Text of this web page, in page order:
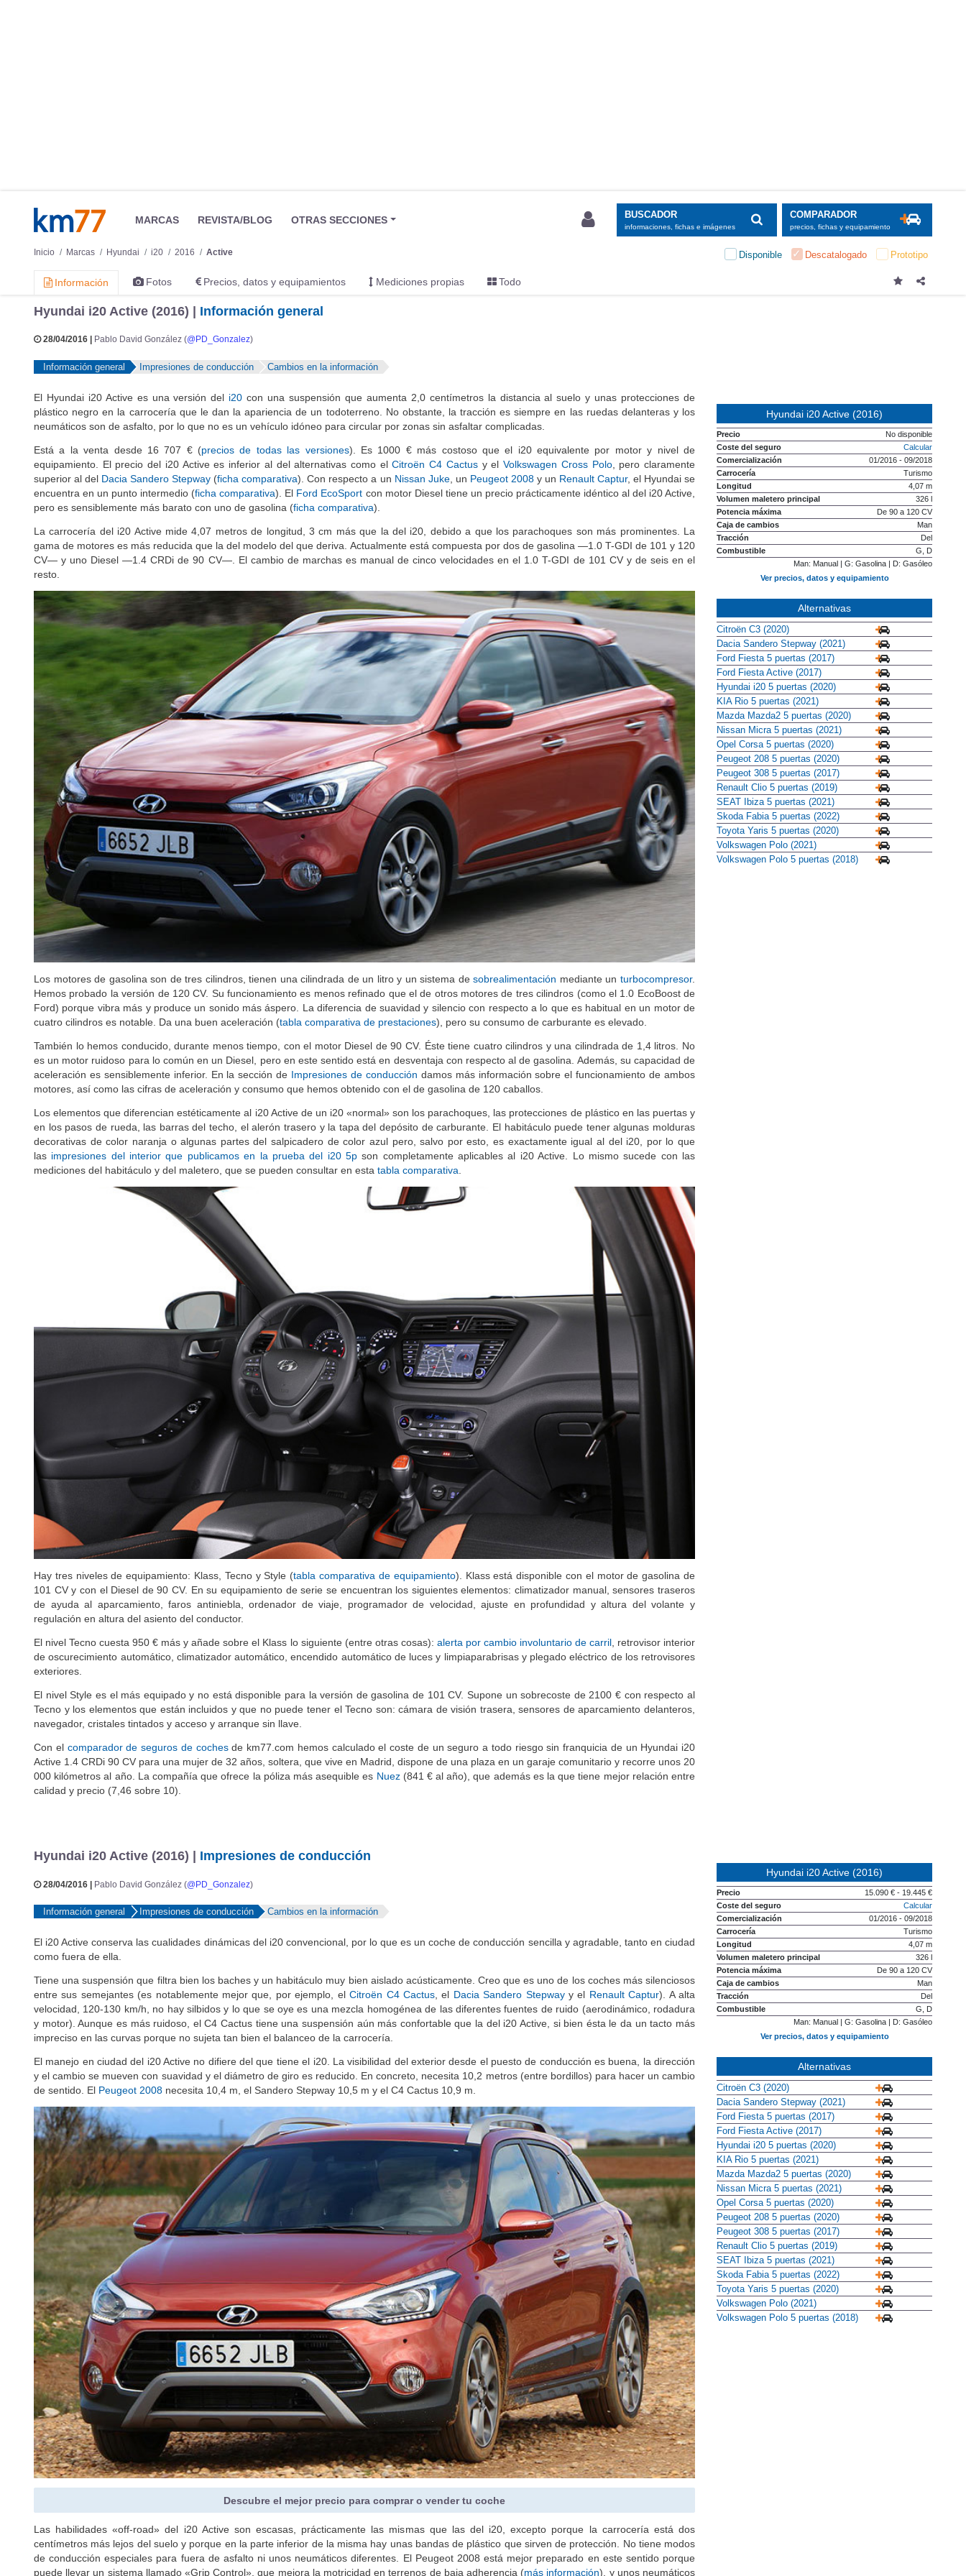
MARCAS REVISTA/BLOG OTRAS SECCIONES BUSCADOR
informaciones, fichas e imágenes
COMPARADOR
precios, fichas y equipamiento
Inicio Marcas Hyundai i20 2016 Active Disponible Descatalogado Prototipo
Información Fotos Precios, datos y equipamientos Mediciones propias Todo
Hyundai i20 Active (2016) | Información general
28/04/2016 | Pablo David González (@PD_Gonzalez)
Información general Impresiones de conducción Cambios en la información
El Hyundai i20 Active es una versión del i20 con una suspensión que aumenta 2,0 centímetros la distancia al suelo y unas protecciones de
plástico negro en la carrocería que le dan la apariencia de un todoterreno. No obstante, la tracción es siempre en las ruedas delanteras y los
neumáticos son de asfalto, por lo que no es un vehículo idóneo para circular por zonas sin asfaltar complicadas.
Está a la venta desde 16 707 € (precios de todas las versiones). Es 1000 € más costoso que el i20 equivalente por motor y nivel de
equipamiento. El precio del i20 Active es inferior al del alternativas como elCitroën C4 Cactusy elVolkswagen Cross Polo, pero claramente
superior al del Dacia Sandero Stepway (ficha comparativa). Con respecto a un Nissan Juke, un Peugeot 2008y un Renault Captur, el Hyundai se
encuentra en un punto intermedio (ficha comparativa). El Ford EcoSport con motor Diesel tiene un precio prácticamente idéntico al del i20 Active,
pero es sensiblemente más barato con uno de gasolina (ficha comparativa).
La carrocería del i20 Active mide 4,07 metros de longitud, 3 cm más que la del i20, debido a que los parachoques son más prominentes. La
gama de motores es más reducida que la del modelo del que deriva. Actualmente está compuesta por dos de gasolina —1.0 T-GDI de 101 y 120
CV— y uno Diesel —1.4 CRDi de 90 CV—. El cambio de marchas es manual de cinco velocidades en el 1.0 T-GDI de 101 CV y de seis en el
resto.
Los motores de gasolina son de tres cilindros, tienen una cilindrada de un litro y un sistema desobrealimentación mediante unturbocompresor.
Hemos probado la versión de 120 CV. Su funcionamiento es menos refinado que el de otros motores de tres cilindros (como el 1.0 EcoBoost de
Ford) porque vibra más y produce un sonido más áspero. La diferencia de suavidad y silencio con respecto a lo que es habitual en un motor de
cuatro cilindros es notable. Da una buen aceleración (tabla comparativa de prestaciones), pero su consumo de carburante es elevado.
También lo hemos conducido, durante menos tiempo, con el motor Diesel de 90 CV. Éste tiene cuatro cilindros y una cilindrada de 1,4 litros. No
es un motor ruidoso para lo común en un Diesel, pero en este sentido está en desventaja con respecto al de gasolina. Además, su capacidad de
aceleración es sensiblemente inferior. En la sección de Impresiones de conducción damos más información sobre el funcionamiento de ambos
motores, así como las cifras de aceleración y consumo que hemos obtenido con el de gasolina de 120 caballos.
Los elementos que diferencian estéticamente al i20 Active de un i20 «normal» son los parachoques, las protecciones de plástico en las puertas y
en los pasos de rueda, las barras del techo, el alerón trasero y la tapa del depósito de carburante. El habitáculo puede tener algunas molduras
decorativas de color naranja o algunas partes del salpicadero de color azul pero, salvo por esto, es exactamente igual al del i20, por lo que
las impresiones del interior que publicamos en la prueba del i20 5p son completamente aplicables al i20 Active. Lo mismo sucede con las
mediciones del habitáculo y del maletero, que se pueden consultar en esta tabla comparativa
Hay tres niveles de equipamiento: Klass, Tecno y Style (tabla comparativa de equipamiento). Klass está disponible con el motor de gasolina de
101 CV y con el Diesel de 90 CV. En su equipamiento de serie se encuentran los siguientes elementos: climatizador manual, sensores traseros
de ayuda al aparcamiento, faros antiniebla, ordenador de viaje, programador de velocidad, ajuste en profundidad y altura del volante y
regulación en altura del asiento del conductor.
El nivel Tecno cuesta 950 € más y añade sobre el Klass lo siguiente (entre otras cosas): alerta por cambio involuntario de carril, retrovisor interior
de oscurecimiento automático, climatizador automático, encendido automático de luces y limpiaparabrisas y plegado eléctrico de los retrovisores
exteriores.
El nivel Style es el más equipado y no está disponible para la versión de gasolina de 101 CV. Supone un sobrecoste de 2100 € con respecto al
Tecno y los elementos que están incluidos y que no puede tener el Tecno son: cámara de visión trasera, sensores de aparcamiento delanteros,
navegador, cristales tintados y acceso y arranque sin llave.
Con el comparador de seguros de cochesde km77.com hemos calculado el coste de un seguro a todo riesgo sin franquicia de un Hyundai i20
Active 1.4 CRDi 90 CV para una mujer de 32 años, soltera, que vive en Madrid, dispone de una plaza en un garaje comunitario y recorre unos 20
000 kilómetros al año. La compañía que ofrece la póliza más asequible es Nuez(841 € al año), que además es la que tiene mejor relación entre
calidad y precio (7,46 sobre 10).
Hyundai i20 Active (2016)
Precio
No disponible
Coste del seguro
Calcular
Comercialización
01/2016 - 09/2018
Carrocería
Turismo
Longitud
4,07 m
Volumen maletero principal
326 l
Potencia máxima
De 90 a 120 CV
Caja de cambios
Man
Tracción
Del
Combustible
G, D
Man: Manual | G: Gasolina | D: Gasóleo
Ver precios, datos y equipamiento
Alternativas
Citroën C3 (2020)
Dacia Sandero Stepway (2021)
Ford Fiesta 5 puertas (2017)
Ford Fiesta Active (2017)
Hyundai i20 5 puertas (2020)
KIA Rio 5 puertas (2021)
Mazda Mazda2 5 puertas (2020)
Nissan Micra 5 puertas (2021)
Opel Corsa 5 puertas (2020)
Peugeot 208 5 puertas (2020)
Peugeot 308 5 puertas (2017)
Renault Clio 5 puertas (2019)
SEAT Ibiza 5 puertas (2021)
Skoda Fabia 5 puertas (2022)
Toyota Yaris 5 puertas (2020)
Volkswagen Polo (2021)
Volkswagen Polo 5 puertas (2018)
Hyundai i20 Active (2016) | Impresiones de conducción
28/04/2016 | Pablo David González (@PD_Gonzalez)
Información general Impresiones de conducción Cambios en la información
El i20 Active conserva las cualidades dinámicas del i20 convencional, por lo que es un coche de conducción sencilla y agradable, tanto en ciudad
como fuera de ella.
Tiene una suspensión que filtra bien los baches y un habitáculo muy bien aislado acústicamente. Creo que es uno de los coches más silenciosos
entre sus semejantes (es notablemente mejor que, por ejemplo, elCitroën C4 Cactus, el Dacia Sandero Stepwayy el Renault Captur). A alta
velocidad, 120-130 km/h, no hay silbidos y lo que se oye es una mezcla homogénea de las diferentes fuentes de ruido (aerodinámico, rodadura
y motor). Aunque es más ruidoso, el C4 Cactus tiene una suspensión aún más confortable que la del i20 Active, si bien ésta le da un tacto más
impreciso en las curvas porque no sujeta tan bien el balanceo de la carrocería.
El manejo en ciudad del i20 Active no difiere del que tiene el i20. La visibilidad del exterior desde el puesto de conducción es buena, la dirección
y el cambio se mueven con suavidad y el diámetro de giro es reducido. En concreto, necesita 10,2 metros (entre bordillos) para hacer un cambio
de sentido. El Peugeot 2008 necesita 10,4 m, el Sandero Stepway 10,5 m y el C4 Cactus 10,9 m.
Descubre el mejor precio para comprar o vender tu coche
Las habilidades «off-road» del i20 Active son escasas, prácticamente las mismas que las del i20, excepto porque la carrocería está dos
centímetros más lejos del suelo y porque en la parte inferior de la misma hay unas bandas de plástico que sirven de protección. No tiene modos
de conducción especiales para fuera de asfalto ni unos neumáticos diferentes. El Peugeot 2008 está mejor preparado en este sentido porque
puede llevar un sistema llamado «Grip Control», que mejora la motricidad en terrenos de baja adherencia (más información), y unos neumáticos
Hyundai i20 Active (2016)
Precio
15.090 € - 19.445 €
Coste del seguro
Calcular
Comercialización
01/2016 - 09/2018
Carrocería
Turismo
Longitud
4,07 m
Volumen maletero principal
326 l
Potencia máxima
De 90 a 120 CV
Caja de cambios
Man
Tracción
Del
Combustible
G, D
Man: Manual | G: Gasolina | D: Gasóleo
Ver precios, datos y equipamiento
Alternativas
Citroën C3 (2020)
Dacia Sandero Stepway (2021)
Ford Fiesta 5 puertas (2017)
Ford Fiesta Active (2017)
Hyundai i20 5 puertas (2020)
KIA Rio 5 puertas (2021)
Mazda Mazda2 5 puertas (2020)
Nissan Micra 5 puertas (2021)
Opel Corsa 5 puertas (2020)
Peugeot 208 5 puertas (2020)
Peugeot 308 5 puertas (2017)
Renault Clio 5 puertas (2019)
SEAT Ibiza 5 puertas (2021)
Skoda Fabia 5 puertas (2022)
Toyota Yaris 5 puertas (2020)
Volkswagen Polo (2021)
Volkswagen Polo 5 puertas (2018)